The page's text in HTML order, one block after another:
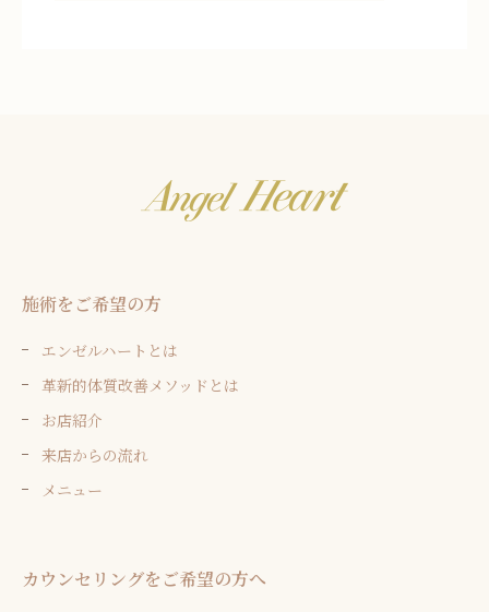
施術をご希望の方
エンゼルハートとは
革新的体質改善メソッドとは
お店紹介
来店からの流れ
メニュー
カウンセリングをご希望の方へ